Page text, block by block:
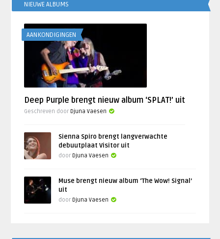
NIEUWE ALBUMS
AANKONDIGINGEN
Deep Purple brengt nieuw album ‘SPLAT!’ uit
Geschreven door Djuna Vaesen
Sienna Spiro brengt langverwachte
debuutplaat Visitor uit
door Djuna Vaesen
Muse brengt nieuw album ‘The Wow! Signal’
uit
door Djuna Vaesen